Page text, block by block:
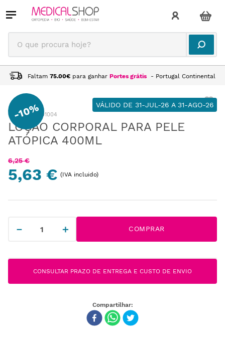
O que procura hoje?
Faltam 75.00€ para ganhar Portes grátis - Portugal Continental
-10% VÁLIDO DE 31-JUL-26 A 31-AGO-26
:VD153001004
LOÇÃO CORPORAL PARA PELE
ATÓPICA 400ML
6,25 €
5,63 € (IVA incluido)
＋
－ COMPRAR
CONSULTAR PRAZO DE ENTREGA E CUSTO DE ENVIO